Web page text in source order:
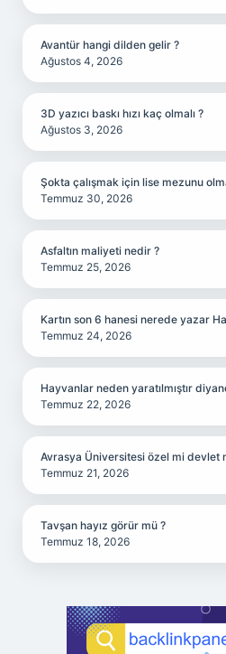
Avantür hangi dilden gelir ?
Ağustos 4, 2026
3D yazıcı baskı hızı kaç olmalı ?
Ağustos 3, 2026
Şokta çalışmak için lise mezunu
Temmuz 30, 2026
Asfaltın maliyeti nedir ?
Temmuz 25, 2026
Kartın son 6 hanesi nerede yazar
Temmuz 24, 2026
Hayvanlar neden yaratılmıştır
Temmuz 22, 2026
Avrasya Üniversitesi özel mi devlet
Temmuz 21, 2026
Tavşan hayız görür mü ?
Temmuz 18, 2026